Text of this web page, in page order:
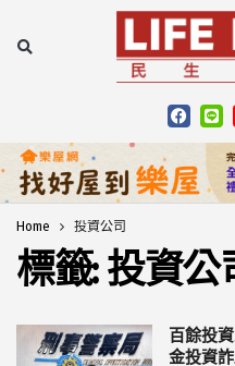
Home 投資公司
標籤:投資公
百餘投
金投資